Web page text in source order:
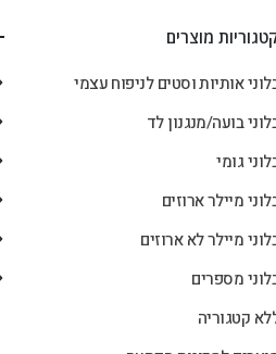
מוצרים
אותיות וסטים לניפוח עצמי
בועה/מנגנון לד
גומי
מיילר ארוזים
מיילר לא ארוזים
מספרים
קטגוריה